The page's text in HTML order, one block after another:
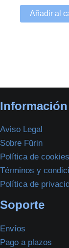
Añadir al
Información
Aviso Legal
Sobre Fūrin
Política de
Términos y
Política de
Soporte
Envíos
Pago a plazos